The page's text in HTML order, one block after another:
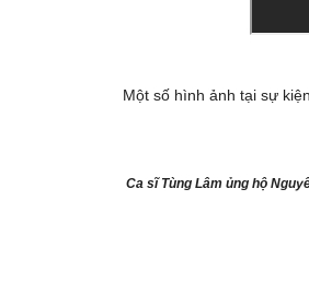
Một số hình ảnh tại sự
Ca sĩ Tùng Lâm ủng hộ